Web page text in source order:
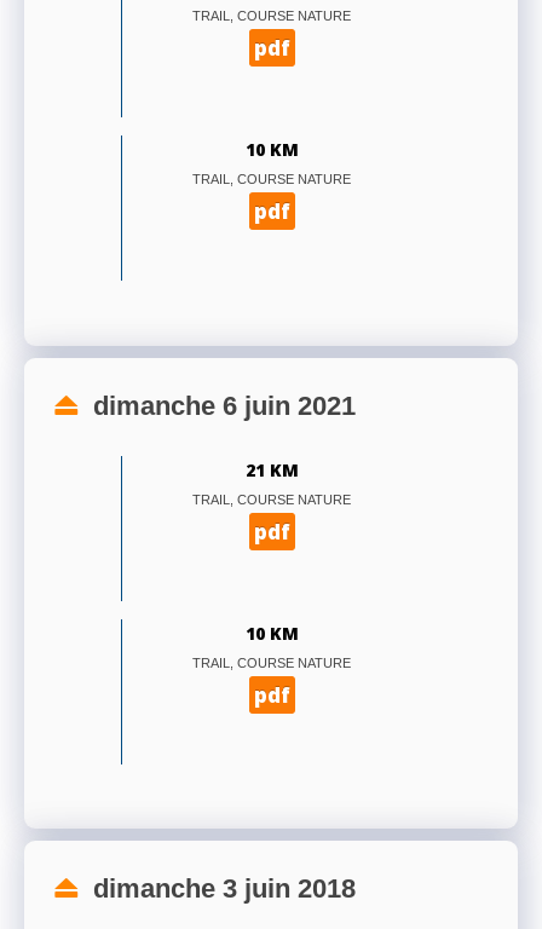
TRAIL, COURSE NATURE
pdf
10 KM
TRAIL, COURSE NATURE
pdf
dimanche 6 juin 2021
21 KM
TRAIL, COURSE NATURE
pdf
10 KM
TRAIL, COURSE NATURE
pdf
dimanche 3 juin 2018